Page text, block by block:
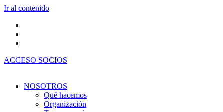
Ir al contenido
ACCESO SOCIOS
NOSOTROS
Qué hacemos
Organización